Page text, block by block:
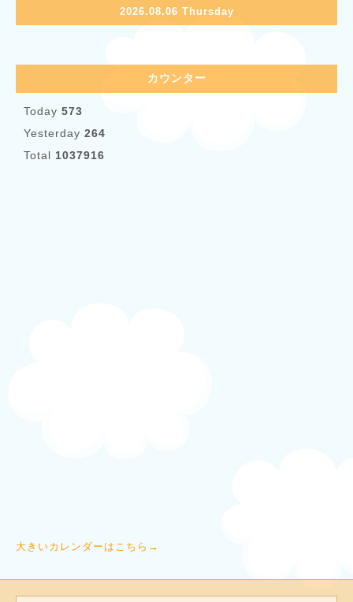
2026.08.06 Thursday
カウンター
Today 573
Yesterday 264
Total 1037916
大きいカレンダーはこちら→